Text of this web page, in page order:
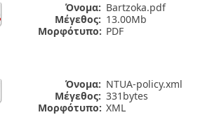
Όνομα: Bartzoka.pdf
Μέγεθος: 13.00Mb
Μορφότυπο: PDF
Όνομα: NTUA-policy.xml
Μέγεθος: 331bytes
Μορφότυπο: XML